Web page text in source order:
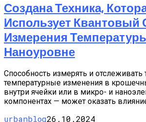
Создана Техника,
Использует Квантовый
Измерения
Наноуровне
Способность измерять и
температурные изменения в
внутри ячейки или в микро- и
компонентах — может оказать
urbanblog26.10.2024